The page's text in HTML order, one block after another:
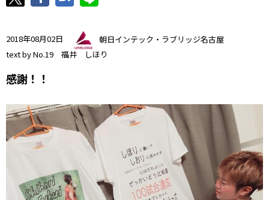
2018年08月02日
朝日インテック・ラブリッジ名古屋
text by No.19 福井 しほり
感謝！！